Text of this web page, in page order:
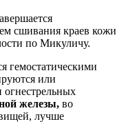
сшивания краев кожи
по Микуличу.
гемостатическими
или
железы, во
лучше